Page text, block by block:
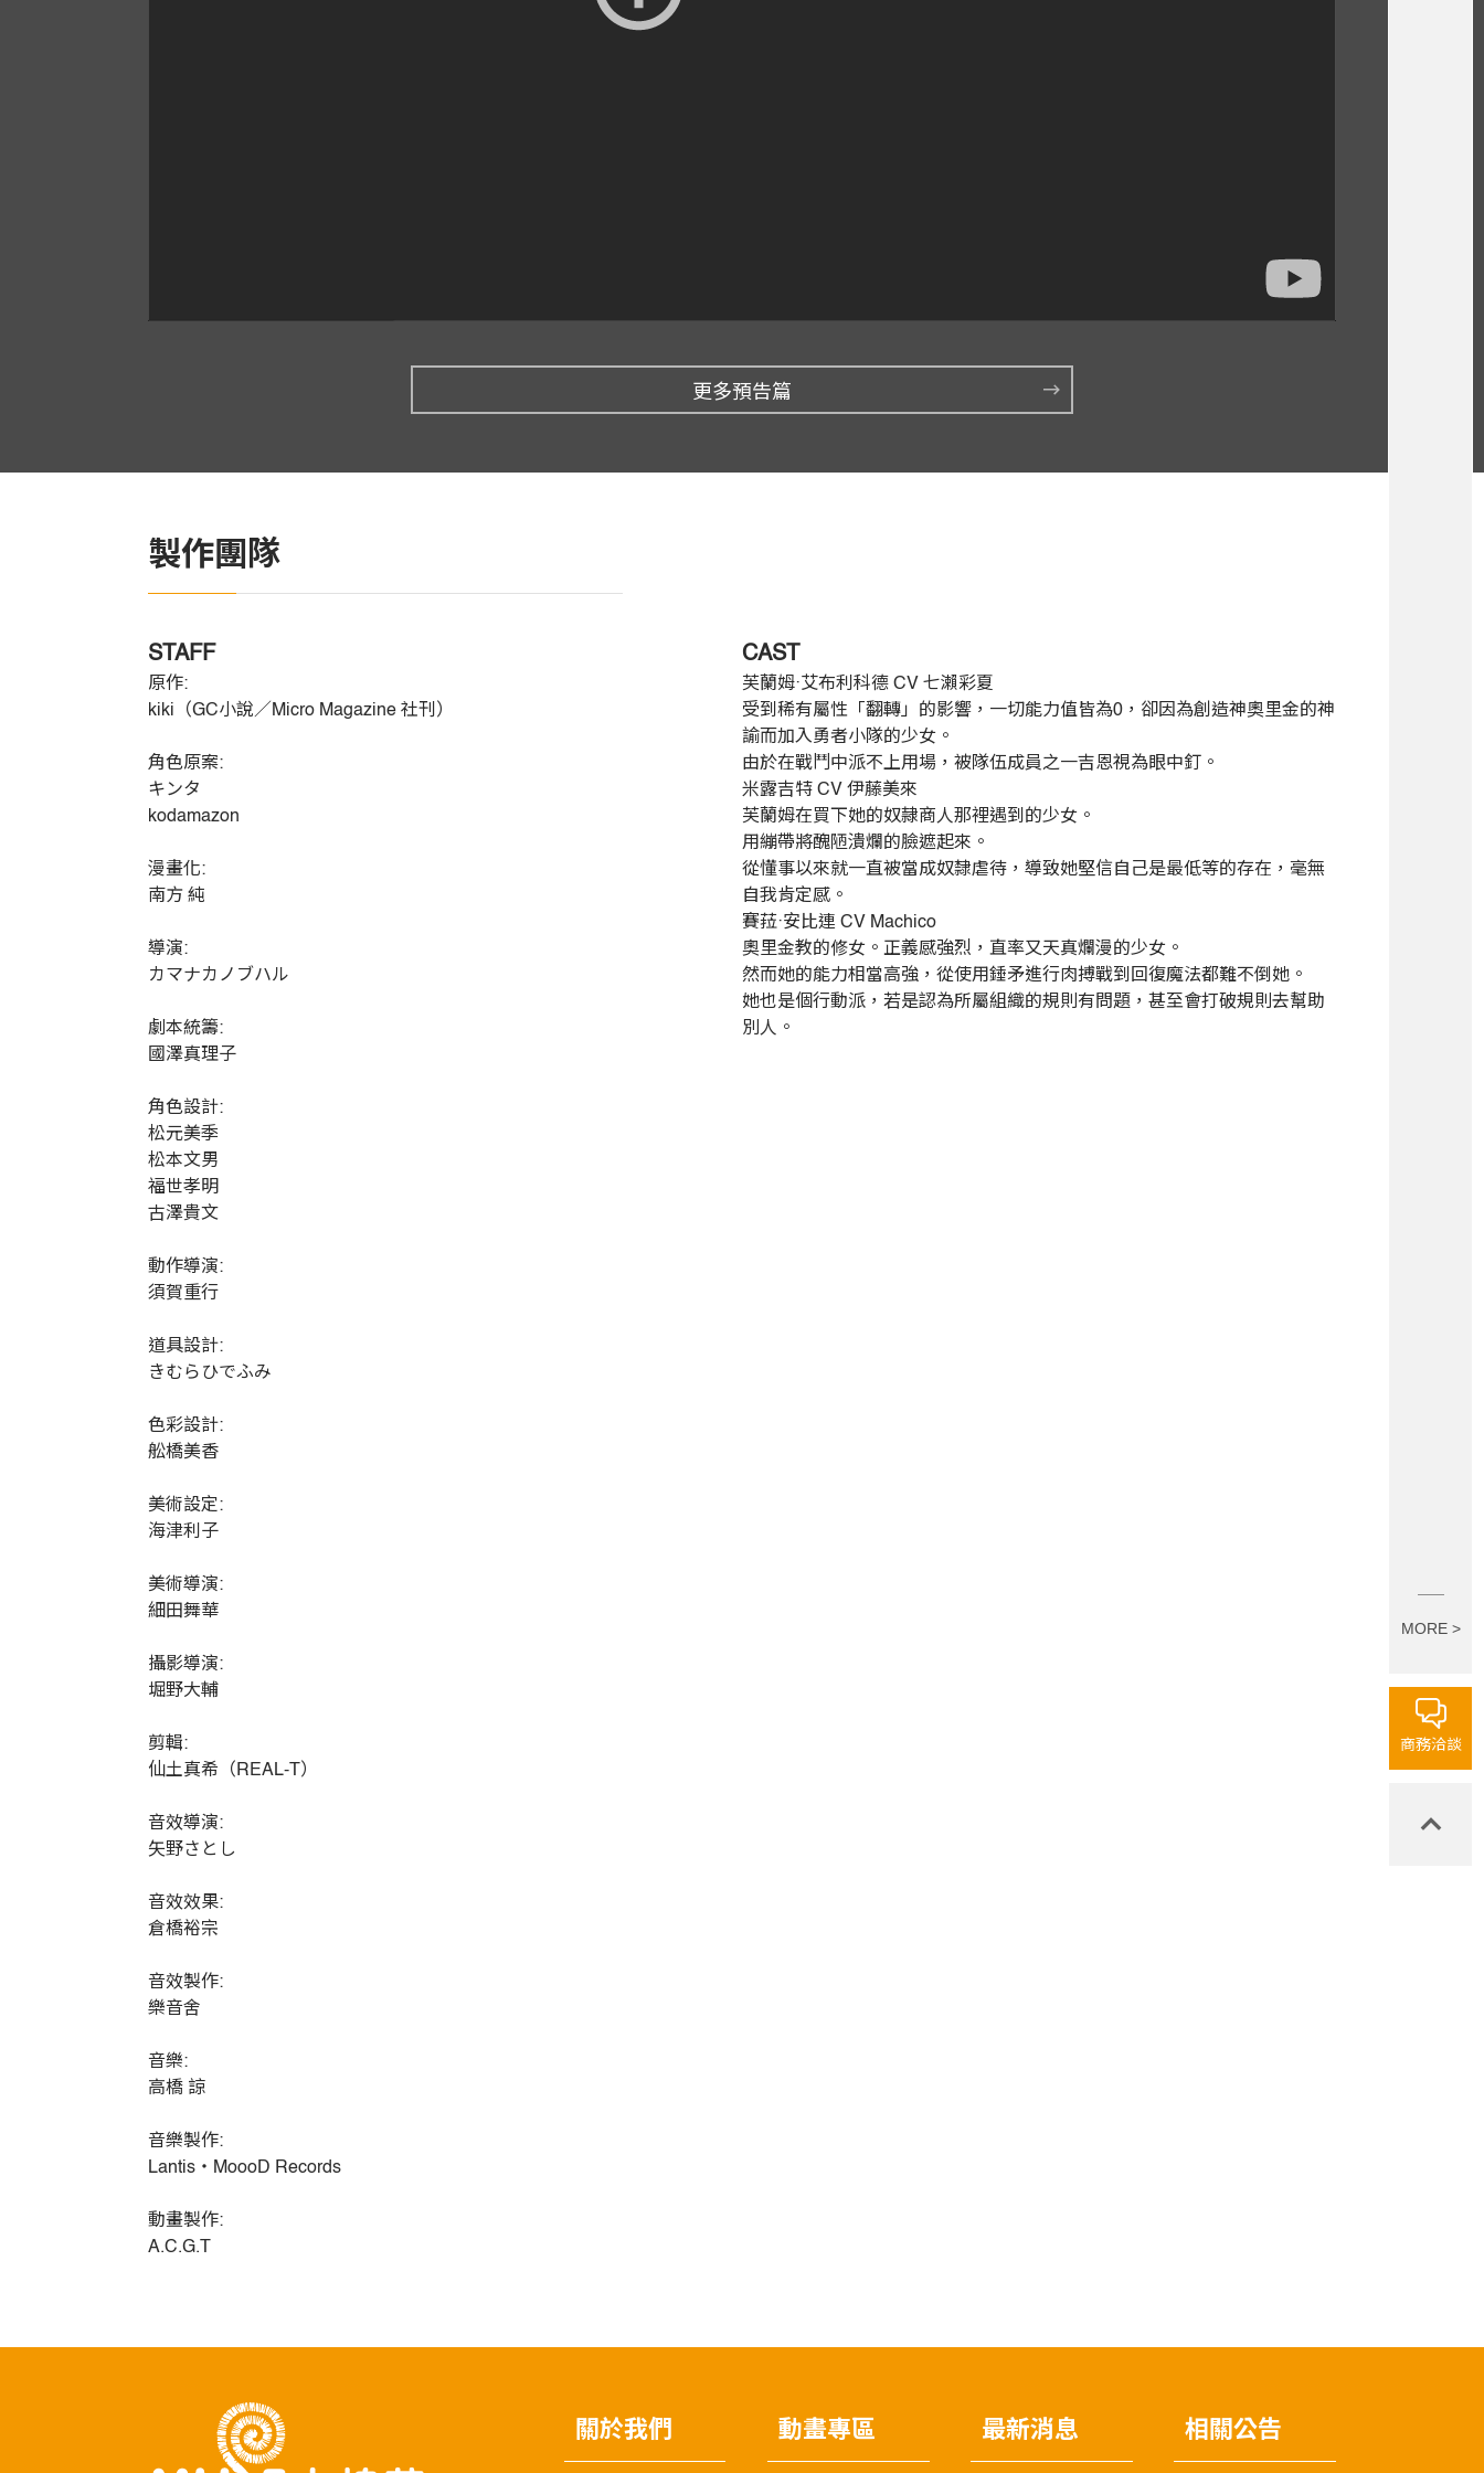
更多預告篇
製作團隊
STAFF
原作:
kiki（GC小說／Micro Magazine 社刊）
角色原案:
キンタ
kodamazon
漫畫化:
南方 純
導演:
カマナカノブハル
劇本統籌:
國澤真理子
角色設計:
松元美季
松本文男
福世孝明
古澤貴文
動作導演:
須賀重行
道具設計:
きむらひでふみ
色彩設計:
舩橋美香
美術設定:
海津利子
美術導演:
細田舞華
攝影導演:
堀野大輔
剪輯:
仙土真希（REAL-T）
音效導演:
矢野さとし
音效效果:
倉橋裕宗
音效製作:
樂音舍
音樂:
高橋 諒
音樂製作:
Lantis・MoooD Records
動畫製作:
A.C.G.T
CAST
芙蘭姆‧艾布利科德 CV 七瀨彩夏
受到稀有屬性「翻轉」的影響，一切能力值皆為0，卻因為創造神奧里金的神
諭而加入勇者小隊的少女。
由於在戰鬥中派不上用場，被隊伍成員之一吉恩視為眼中釘。
米露吉特 CV 伊藤美來
芙蘭姆在買下她的奴隷商人那裡遇到的少女。
用繃帶將醜陋潰爛的臉遮起來。
從懂事以來就一直被當成奴隸虐待，導致她堅信自己是最低等的存在，毫無
自我肯定感。
賽菈‧安比連 CV Machico
奧里金教的修女。正義感強烈，直率又天真爛漫的少女。
然而她的能力相當高強，從使用錘矛進行肉搏戰到回復魔法都難不倒她。
她也是個行動派，若是認為所屬組織的規則有問題，甚至會打破規則去幫助
別人。
關於我們 動畫專區 最新消息 相關公告
MORE >
商務洽談